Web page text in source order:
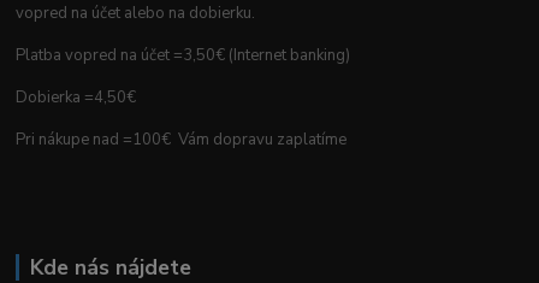
vopred na účet alebo na dobierku.
Platba vopred na účet =3,50€ (Internet banking)
Dobierka =4,50€
Pri nákupe nad =100€ Vám dopravu zaplatíme
Kde nás nájdete